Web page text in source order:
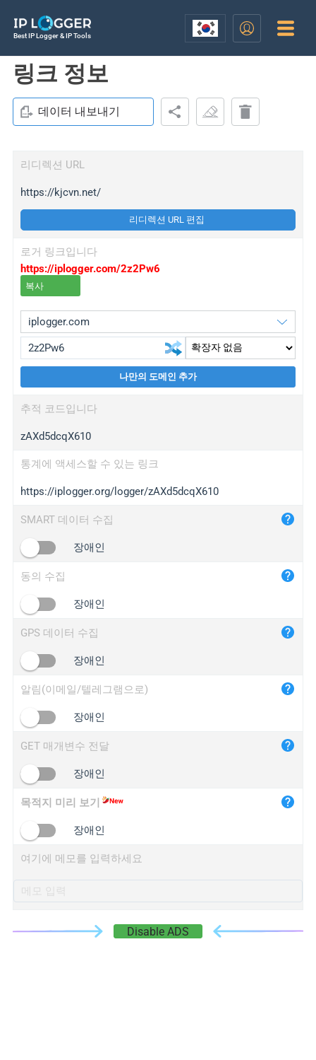
Best IP Logger & IP Tools
링크 정보
데이터 내보내기
리디렉션 URL
https://kjcvn.net/
리디렉션 URL 편집
로거 링크입니다
https://iplogger.com/2z2Pw6
복사
wl.gl
ed.tc
bc.ax
iplogger.com
maper.info
2no.co
yip.su
iplogger.info
iplogger.cn
나만의 도메인 추가
추적 코드입니다
zAXd5dcqX610
통계에 액세스할 수 있는 링크
https://iplogger.org/logger/zAXd5dcqX610
SMART 데이터 수집
장애인
동의 수집
장애인
GPS 데이터 수집
장애인
알림(이메일/텔레그램으로)
장애인
GET 매개변수 전달
장애인
목적지 미리 보기
장애인
여기에 메모를 입력하세요
Disable ADS